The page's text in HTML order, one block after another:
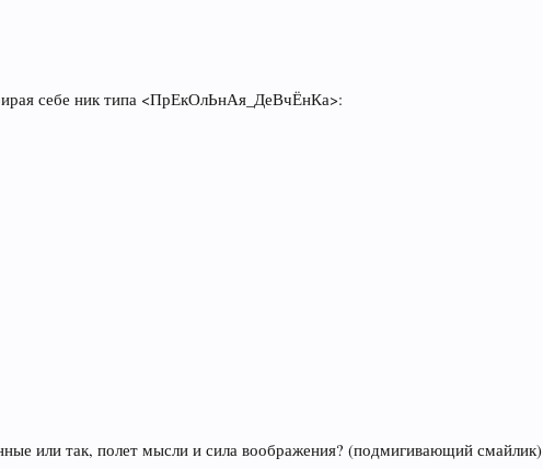
себе ник типа <ПрЕкОлЬнАя_ДеВчЁнКа>:
или так, полет мысли и сила воображения? (подмигивающий смайлик)